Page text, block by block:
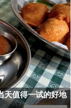
值得一试的好地